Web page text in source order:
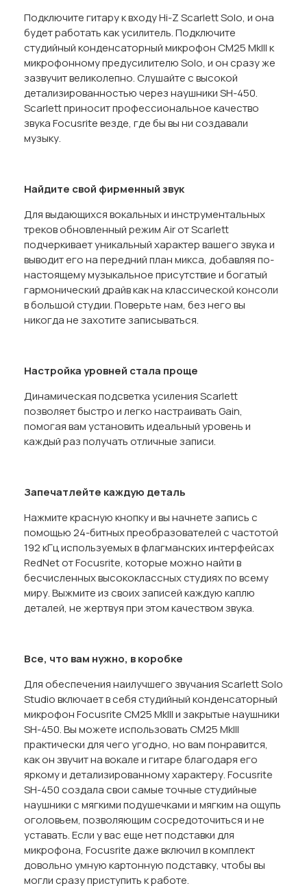
Подключите гитару к входу Hi-Z Scarlett Solo, и она
будет работать как усилитель. Подключите
студийный конденсаторный микрофон CM25 MkIII к
микрофонному предусилителю Solo, и он сразу же
зазвучит великолепно. Слушайте с высокой
детализированностью через наушники SH-450.
Scarlett приносит профессиональное качество
звука Focusrite везде, где бы вы ни создавали
музыку.
Найдите свой фирменный звук
Для выдающихся вокальных и инструментальных
треков обновленный режим Air от Scarlett
подчеркивает уникальный характер вашего звука и
выводит его на передний план микса, добавляя по-
настоящему музыкальное присутствие и богатый
гармонический драйв как на классической консоли
в большой студии. Поверьте нам, без него вы
никогда не захотите записываться.
Настройка уровней стала проще
Динамическая подсветка усиления Scarlett
позволяет быстро и легко настраивать Gain,
помогая вам установить идеальный уровень и
каждый раз получать отличные записи.
Запечатлейте каждую деталь
Нажмите красную кнопку и вы начнете запись с
помощью 24-битных преобразователей с частотой
192 кГц используемых в флагманских интерфейсах
RedNet от Focusrite, которые можно найти в
бесчисленных высококлассных студиях по всему
миру. Выжмите из своих записей каждую каплю
деталей, не жертвуя при этом качеством звука.
Все, что вам нужно, в коробке
Для обеспечения наилучшего звучания Scarlett Solo
Studio включает в себя студийный конденсаторный
микрофон Focusrite CM25 MkIII и закрытые наушники
SH-450. Вы можете использовать CM25 MkIII
практически для чего угодно, но вам понравится,
как он звучит на вокале и гитаре благодаря его
яркому и детализированному характеру. Focusrite
SH-450 создала свои самые точные студийные
наушники с мягкими подушечками и мягким на ощупь
оголовьем, позволяющим сосредоточиться и не
уставать. Если у вас еще нет подставки для
микрофона, Focusrite даже включил в комплект
довольно умную картонную подставку, чтобы вы
могли сразу приступить к работе.